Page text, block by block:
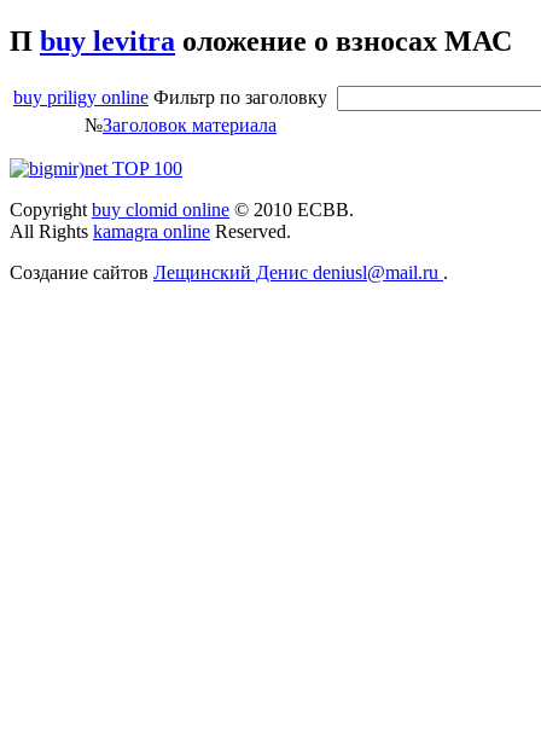
П buy levitra оложение о взносах МАС
buy priligy online Фильтр по заголовку
№Заголовок материала
Copyright buy clomid online © 2010 ЕСВВ.
All Rights kamagra online Reserved.
Создание сайтов Лещинский Денис deniusl@mail.ru .